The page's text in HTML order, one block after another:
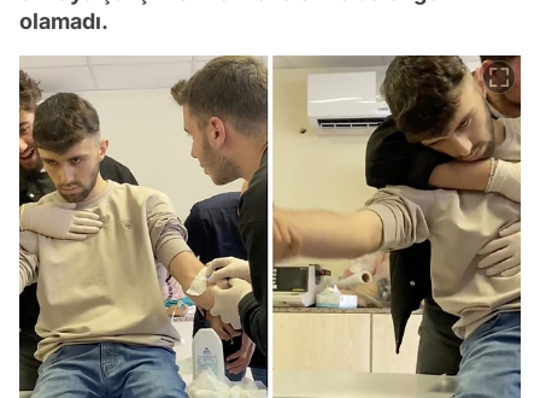
olamadı.